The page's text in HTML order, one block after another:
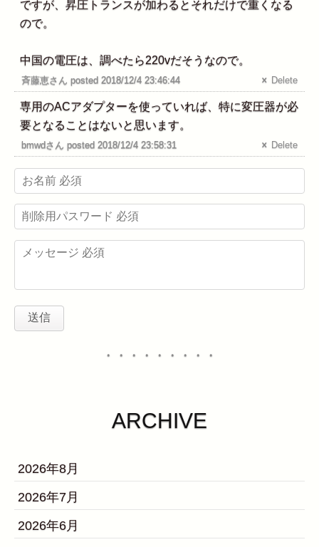
ですが、昇圧トランスが加わるとそれだけで重くなる
ので。
中国の電圧は、調べたら220vだそうなので。
斉藤恵さん posted 2018/12/4 23:46:44 Delete
専用のACアダプターを使っていれば、特に変圧器が必
要となることはないと思います。
bmwdさん posted 2018/12/4 23:58:31 Delete
・・・・・・・・・
ARCHIVE
2026年8月
2026年7月
2026年6月